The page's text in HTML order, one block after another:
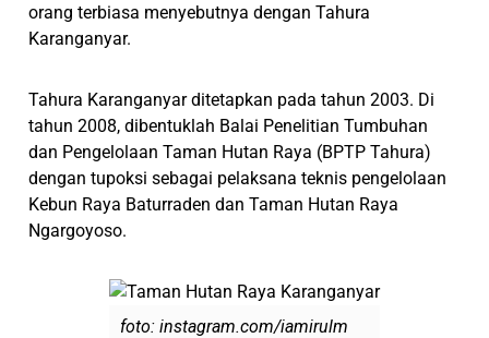
orang terbiasa menyebutnya dengan Tahura
Karanganyar.
Tahura Karanganyar ditetapkan pada tahun 2003. Di
tahun 2008, dibentuklah Balai Penelitian Tumbuhan
dan Pengelolaan Taman Hutan Raya (BPTP Tahura)
dengan tupoksi sebagai pelaksana teknis pengelolaan
Kebun Raya Baturraden dan Taman Hutan Raya
Ngargoyoso.
foto: instagram.com/iamirulm